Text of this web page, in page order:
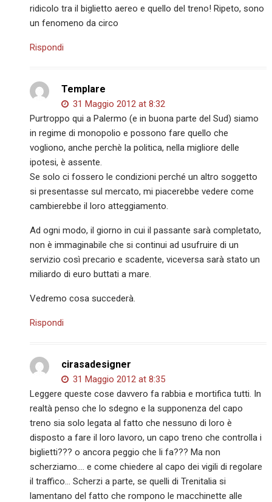
ridicolo tra il biglietto aereo e quello del treno! Ripeto, sono
un fenomeno da circo
Rispondi
Templare
31 Maggio 2012 at 8:32
Purtroppo qui a Palermo (e in buona parte del Sud) siamo
in regime di monopolio e possono fare quello che
vogliono, anche perchè la politica, nella migliore delle
ipotesi, è assente.
Se solo ci fossero le condizioni perché un altro soggetto
si presentasse sul mercato, mi piacerebbe vedere come
cambierebbe il loro atteggiamento.
Ad ogni modo, il giorno in cui il passante sarà completato,
non è immaginabile che si continui ad usufruire di un
servizio così precario e scadente, viceversa sarà stato un
miliardo di euro buttati a mare.
Vedremo cosa succederà.
Rispondi
cirasadesigner
31 Maggio 2012 at 8:35
Leggere queste cose davvero fa rabbia e mortifica tutti. In
realtà penso che lo sdegno e la supponenza del capo
treno sia solo legata al fatto che nessuno di loro è
disposto a fare il loro lavoro, un capo treno che controlla i
biglietti??? o ancora peggio che li fa??? Ma non
scherziamo…. e come chiedere al capo dei vigili di regolare
il traffico… Scherzi a parte, se quelli di Trenitalia si
lamentano del fatto che rompono le macchinette alle